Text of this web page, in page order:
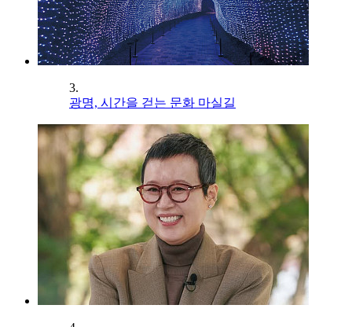
3.
광명, 시간을 걷는 문화 마실길